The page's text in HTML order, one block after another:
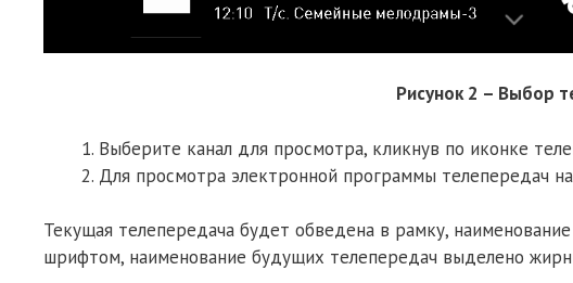
Рисунок 2 – Выбор
Выберите канал для просмотра, кликнув по иконке
Для просмотра электронной программы телепередач
Текущая телепередача будет обведена в рамку,
шрифтом, наименование будущих телепередач выделено